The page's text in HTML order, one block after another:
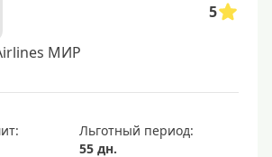
5
МИР
Льготный период:
55 дн.